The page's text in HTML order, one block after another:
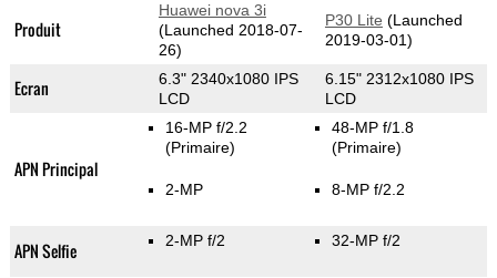
Produit
Huawei nova 3i
(Launched 2018-07-
26)
P30 Lite (Launched
2019-03-01)
Ecran
6.3" 2340x1080 IPS
LCD
6.15" 2312x1080 IPS
LCD
APN Principal
16-MP f/2.2
(Primaire)
2-MP
48-MP f/1.8
(Primaire)
8-MP f/2.2
APN Selfie 2-MP f/2 32-MP f/2